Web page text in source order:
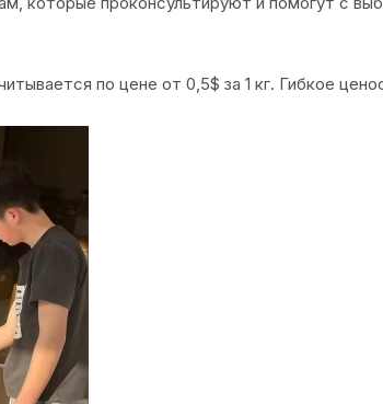
по цене от 0,5$ за 1 кг. Гибкое